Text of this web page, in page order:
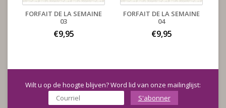
FORFAIT DE LA SEMAINE
03
€9,95
FORFAIT DE LA SEMAINE
04
€9,95
Wilt u op de hoogte blijven? Word lid van onze mailinglijst:
S'abonner